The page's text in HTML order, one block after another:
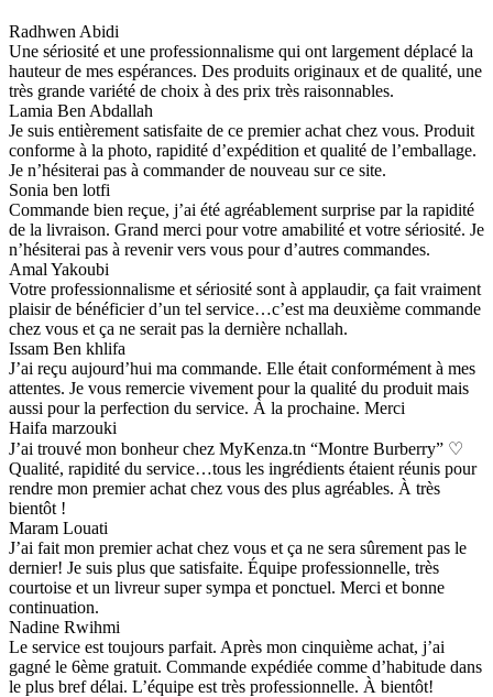
Radhwen Abidi
Une sériosité et une professionnalisme qui ont largement déplacé la
hauteur de mes espérances. Des produits originaux et de qualité, une
très grande variété de choix à des prix très raisonnables.
Lamia Ben Abdallah
Je suis entièrement satisfaite de ce premier achat chez vous. Produit
conforme à la photo, rapidité d’expédition et qualité de l’emballage.
Je n’hésiterai pas à commander de nouveau sur ce site.
Sonia ben lotfi
Commande bien reçue, j’ai été agréablement surprise par la rapidité
de la livraison. Grand merci pour votre amabilité et votre sériosité. Je
n’hésiterai pas à revenir vers vous pour d’autres commandes.
Amal Yakoubi
Votre professionnalisme et sériosité sont à applaudir, ça fait vraiment
plaisir de bénéficier d’un tel service…c’est ma deuxième commande
chez vous et ça ne serait pas la dernière nchallah.
Issam Ben khlifa
J’ai reçu aujourd’hui ma commande. Elle était conformément à mes
attentes. Je vous remercie vivement pour la qualité du produit mais
aussi pour la perfection du service. À la prochaine. Merci
Haifa marzouki
J’ai trouvé mon bonheur chez MyKenza.tn “Montre Burberry” ♡
Qualité, rapidité du service…tous les ingrédients étaient réunis pour
rendre mon premier achat chez vous des plus agréables. À très
bientôt !
Maram Louati
J’ai fait mon premier achat chez vous et ça ne sera sûrement pas le
dernier! Je suis plus que satisfaite. Équipe professionnelle, très
courtoise et un livreur super sympa et ponctuel. Merci et bonne
continuation.
Nadine Rwihmi
Le service est toujours parfait. Après mon cinquième achat, j’ai
gagné le 6ème gratuit. Commande expédiée comme d’habitude dans
le plus bref délai. L’équipe est très professionnelle. À bientôt!